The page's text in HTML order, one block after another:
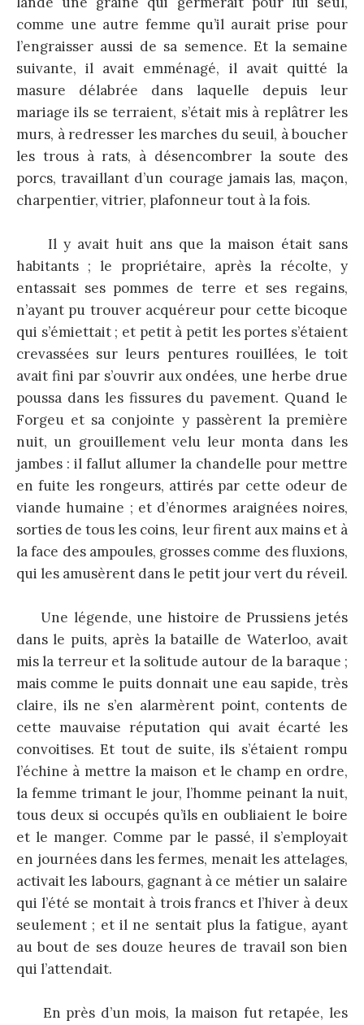
comme une autre femme qu’il aurait prise pour
l’engraisser aussi de sa semence. Et la semaine
suivante, il avait emménagé, il avait quitté la
masure délabrée dans laquelle depuis leur
mariage ils se terraient, s’était mis à replâtrer les
murs, à redresser les marches du seuil, à boucher
les trous à rats, à désencombrer la soute des
porcs, travaillant d’un courage jamais las, maçon,
charpentier, vitrier, plafonneur tout à la fois.
Il y avait huit ans que la maison était sans
habitants ; le propriétaire, après la récolte, y
entassait ses pommes de terre et ses regains,
n’ayant pu trouver acquéreur pour cette bicoque
qui s’émiettait ; et petit à petit les portes s’étaient
crevassées sur leurs pentures rouillées, le toit
avait fini par s’ouvrir aux ondées, une herbe drue
poussa dans les fissures du pavement. Quand le
Forgeu et sa conjointe y passèrent la première
nuit, un grouillement velu leur monta dans les
jambes : il fallut allumer la chandelle pour mettre
en fuite les rongeurs, attirés par cette odeur de
viande humaine ; et d’énormes araignées noires,
sorties de tous les coins, leur firent aux mains et à
la face des ampoules, grosses comme des fluxions,
qui les amusèrent dans le petit jour vert du réveil.
Une légende, une histoire de Prussiens jetés
dans le puits, après la bataille de Waterloo, avait
mis la terreur et la solitude autour de la baraque ;
mais comme le puits donnait une eau sapide, très
claire, ils ne s’en alarmèrent point, contents de
cette mauvaise réputation qui avait écarté les
convoitises. Et tout de suite, ils s’étaient rompu
l’échine à mettre la maison et le champ en ordre,
la femme trimant le jour, l’homme peinant la nuit,
tous deux si occupés qu’ils en oubliaient le boire
et le manger. Comme par le passé, il s’employait
en journées dans les fermes, menait les attelages,
activait les labours, gagnant à ce métier un salaire
qui l’été se montait à trois francs et l’hiver à deux
seulement ; et il ne sentait plus la fatigue, ayant
au bout de ses douze heures de travail son bien
qui l’attendait.
En près d’un mois, la maison fut retapée, les